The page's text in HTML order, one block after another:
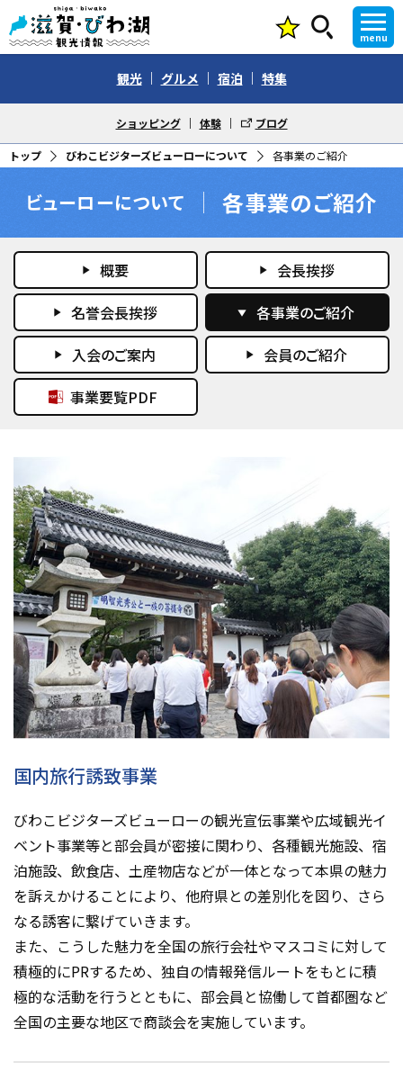
menu
観光 グルメ 宿泊 特集
ショッピング 体験 ブログ
トップ びわこビジターズビューローについて 各事業のご紹介
ビューローについて 各事業のご紹介
play_arrow 概要 play_arrow 会長挨拶
play_arrow 名誉会長挨拶 play_arrow 各事業のご紹介
play_arrow 入会のご案内 play_arrow
会員のご紹介
事業要覧PDF
国内旅行誘致事業
びわこビジターズビューローの観光宣伝事業や広域観光イ
ベント事業等と部会員が密接に関わり、各種観光施設、宿
泊施設、飲食店、土産物店などが一体となって本県の魅力
を訴えかけることにより、他府県との差別化を図り、さら
なる誘客に繋げていきます。
また、こうした魅力を全国の旅行会社やマスコミに対して
積極的にPRするため、独自の情報発信ルートをもとに積
極的な活動を行うとともに、部会員と協働して首都圏など
全国の主要な地区で商談会を実施しています。